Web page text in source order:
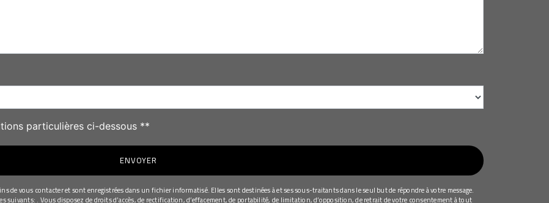
particulières ci-dessous **
ENVOYER
de vous contacter et sont enregistrées dans un fichier informatisé. Elles sont destinées à et ses sous-traitants dans le seul but de répondre à votre message.
suivants: . Vous disposez de droits d’accès, de rectification, d’effacement, de portabilité, de limitation, d’opposition, de retrait de votre consentement à tout